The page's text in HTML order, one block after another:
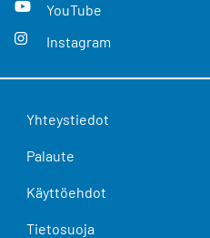
YouTube
Instagram
Yhteystiedot
Palaute
Käyttöehdot
Tietosuoja